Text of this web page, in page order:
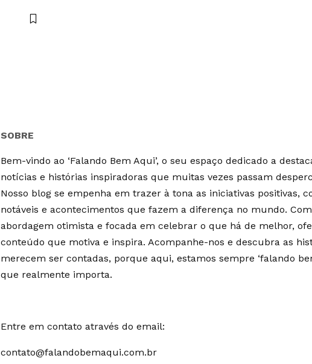
SOBRE
Bem-vindo ao ‘Falando Bem Aqui’, o seu espaço dedicado a
notícias e histórias inspiradoras que muitas vezes passam
Nosso blog se empenha em trazer à tona as iniciativas positivas,
notáveis e acontecimentos que fazem a diferença no mundo.
abordagem otimista e focada em celebrar o que há de melhor,
conteúdo que motiva e inspira. Acompanhe-nos e descubra as
merecem ser contadas, porque aqui, estamos sempre ‘falando
que realmente importa.
Entre em contato através do email:
contato@falandobemaqui.com.br